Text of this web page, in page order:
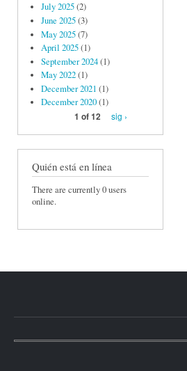
July 2025(2)
June 2025(3)
May 2025(7)
April 2025(1)
September 2024(1)
May 2022(1)
December 2021 (1)
December 2020(1)
1 of 12
sig ›
Quién está en línea
There are currently 0 users
online.